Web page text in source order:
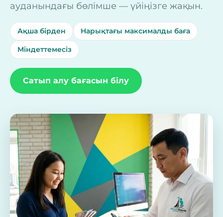
ауданындағы бөлімше — үйіңізге жақын.
Ақша бірден Нарықтағы максималды баға
Міндеттемесіз
Сатып алу бағасын білу